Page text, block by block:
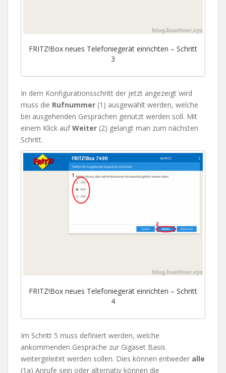
FRITZ!Box neues Telefoniegerät einrichten – Schritt
3
In dem Konfigurationsschritt der jetzt angezeigt wird
muss die Rufnummer (1) ausgewählt werden, welche
bei ausgehenden Gesprächen genutzt werden soll. Mit
einem Klick aufWeiter (2) gelangt man zum nächsten
Schritt.
FRITZ!Box neues Telefoniegerät einrichten – Schritt
4
Im Schritt 5 muss definiert werden, welche
ankommenden Gespräche zur Gigaset Basis
weitergeleitet werden sollen. Dies können entweder alle
(1a) Anrufe sein oder alternativ können die